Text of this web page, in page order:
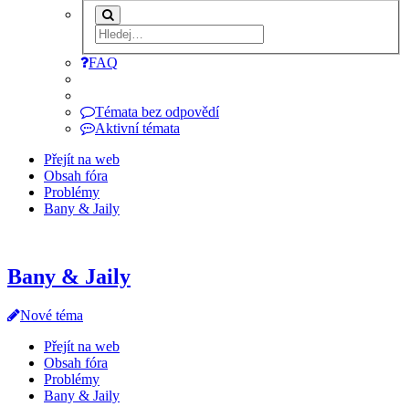
FAQ
Témata bez odpovědí
Aktivní témata
Přejít na web
Obsah fóra
Problémy
Bany & Jaily
Bany & Jaily
Nové téma
Přejít na web
Obsah fóra
Problémy
Bany & Jaily